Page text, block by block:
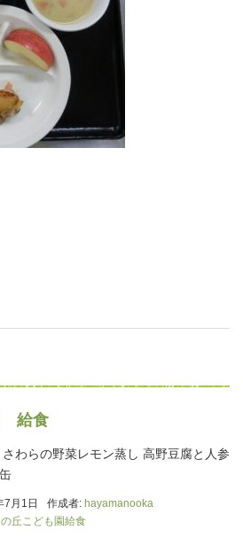
給食
わらの野菜レモン蒸し 高野豆腐と人参
7月1日 作成者: hayamanooka
丘こども園給食